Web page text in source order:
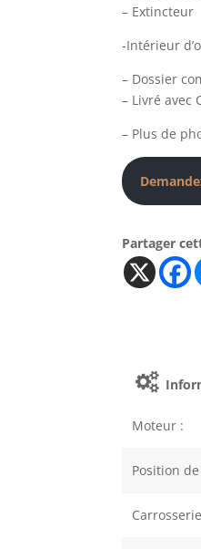
– Extincteur
-Intérieur
– Dossier
– Livré avec
– Plus de
Partager
Moteur :
Position